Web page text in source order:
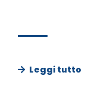
Leggi tutto